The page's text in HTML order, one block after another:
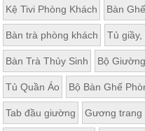
Thất
Phòng
Ngủ
Giường
ngủ, tủ
áo, bàn
trang
Nội
Kệ Tivi Phòng Khách Bàn Ghế
Bàn trà phòng khách Tủ
Bàn Trà Thủy Sinh Bộ
Tủ Quần Áo Bộ Bàn Ghế
Tab đầu giường Gương trang